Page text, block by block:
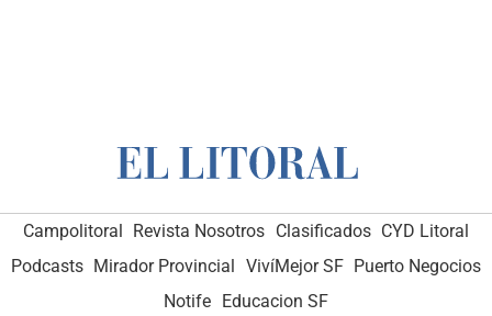
Campolitoral Revista Nosotros Clasificados CYD Litoral
Podcasts Mirador Provincial VivíMejor SF Puerto Negocios
Notife
Educacion SF